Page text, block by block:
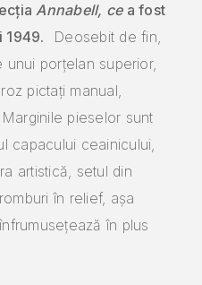
Annabell, ce a fost
1949. Deosebit de fin,
unui porțelan superior,
pictați manual,
pieselor sunt
capacului ceainicului,
artistică, setul din
în relief, așa
în plus